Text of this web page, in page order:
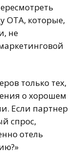
OTA, которые,
не
только тех,
о хорошем
Если партнер
спрос,
отель